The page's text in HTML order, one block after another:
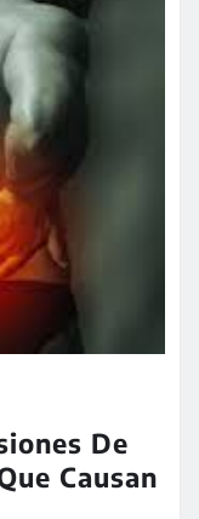
De
Causan